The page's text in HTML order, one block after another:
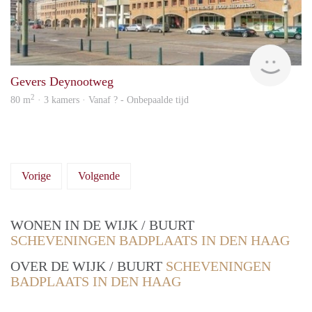
Gevers Deynootweg
80 m2 · 3 kamers · Vanaf ? - Onbepaalde tijd
Vorige Volgende
WONEN IN DE WIJK / BUURT
SCHEVENINGEN BADPLAATS IN DEN HAAG
OVER DE WIJK / BUURT SCHEVENINGEN
BADPLAATS IN DEN HAAG